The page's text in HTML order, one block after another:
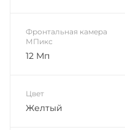
Фронтальная камера
МПикс
12 Мп
Цвет
Желтый